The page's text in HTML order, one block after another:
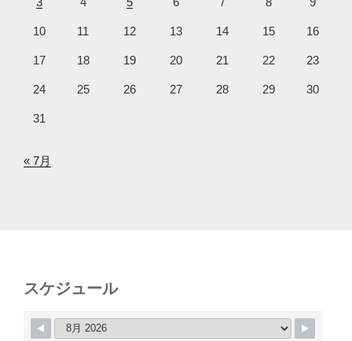
10 11 12 13 14 15 16
17 18 19 20 21 22 23
24 25 26 27 28 29 30
31
« 7月
スケジュール